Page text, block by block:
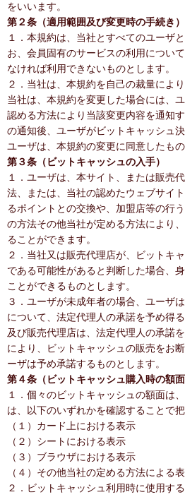
をいいます。
第２条（適用範囲及び変更時の手続き）
１．本規約は、当社とすべてのユーザ
お、会員固有のサービスの利用につい
なければ利用できないものとします。
２．当社は、本規約を自己の裁量によ
当社は、本規約を変更した場合には、
認める方法により当該変更内容を通知
の通知後、ユーザがビットキャッシュ
ユーザは、本規約の変更に同意したもの
第３条（ビットキャッシュの入手）
１．ユーザは、本サイト、または販売
法、または、当社の認めたウェブサイ
るポイントとの交換や、加盟店等の行
の方法その他当社が定める方法により
ることができます。
２．当社又は販売代理店が、ビットキ
である可能性があると判断した場合、
ことができるものとします。
３．ユーザが未成年者の場合、ユーザ
について、法定代理人の承諾を予め得
及び販売代理店は、法定代理人の承諾
により、ビットキャッシュの販売をお
ーザは予め承諾するものとします。
第４条（ビットキャッシュ購入時の額
１．個々のビットキャッシュの額面は
は、以下のいずれかを確認することで把
（１）カード上における表示
（２）シートにおける表示
（３）ブラウザにおける表示
（４）その他当社の定める方法による
２．ビットキャッシュ利用時に使用す